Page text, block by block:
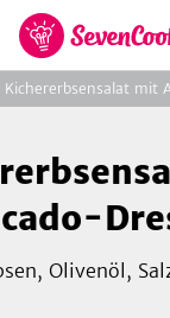
zur
Startseite
Kichererbsensalat mit
Olivenöl,